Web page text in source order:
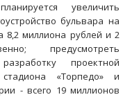
увеличить
бульвара на
8,2 миллиона рублей и 2
предусмотреть
проектной
«Торпедо» и
- всего 19 миллионов